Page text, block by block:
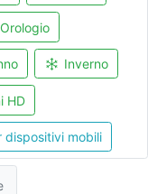
Orologio
Inverno
HD
dispositivi mobili